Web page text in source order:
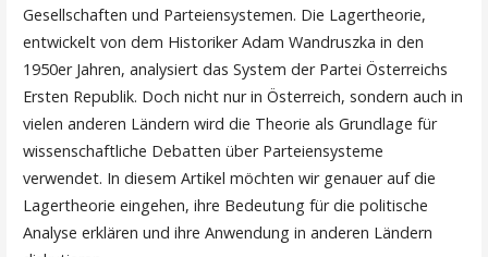
Gesellschaften und Parteiensystemen. Die Lagertheorie,
entwickelt von dem Historiker Adam Wandruszka in den
1950er Jahren, analysiert das System der Partei Österreichs
Ersten Republik. Doch nicht nur in Österreich, sondern auch in
vielen anderen Ländern wird die Theorie als Grundlage für
wissenschaftliche Debatten über Parteiensysteme
verwendet. In diesem Artikel möchten wir genauer auf die
Lagertheorie eingehen, ihre Bedeutung für die politische
Analyse erklären und ihre Anwendung in anderen Ländern